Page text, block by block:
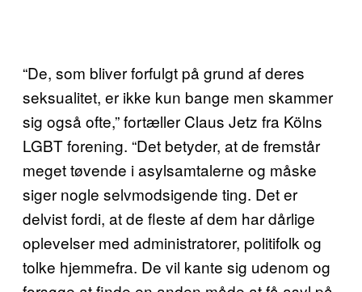
“De, som bliver forfulgt på grund af deres
seksualitet, er ikke kun bange men skammer
sig også ofte,” fortæller Claus Jetz fra Kölns
LGBT forening. “Det betyder, at de fremstår
meget tøvende i asylsamtalerne og måske
siger nogle selvmodsigende ting. Det er
delvist fordi, at de fleste af dem har dårlige
oplevelser med administratorer, politifolk og
tolke hjemmefra. De vil kante sig udenom og